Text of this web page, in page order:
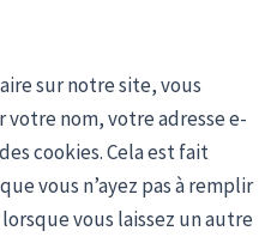
sur notre site, vous
votre nom, votre adresse e-
cookies. Cela est fait
vous n’ayez pas à remplir
vous laissez un autre